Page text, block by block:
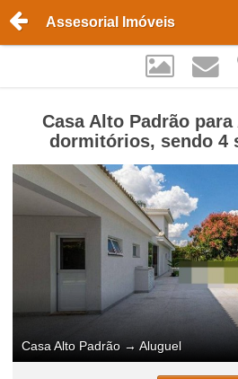
Assesorial Imóveis
Casa Alto Padrão
dormitórios, sendo 4
Casa Alto Padrão → Aluguel